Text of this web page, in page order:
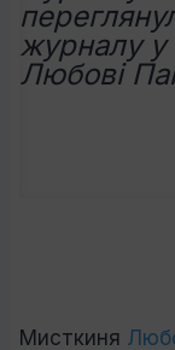
журналу у
Любові
М исткиня